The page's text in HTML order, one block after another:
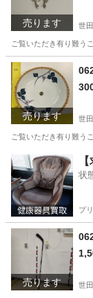
売ります 世
ご覧いただき有り難う
東京 世田谷区
売ります 世
ご覧いただき有り難う
東京 世田谷区
状
プ
売ります 世